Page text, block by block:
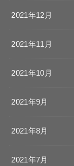
2021年12月
2021年11月
2021年10月
2021年9月
2021年8月
2021年7月